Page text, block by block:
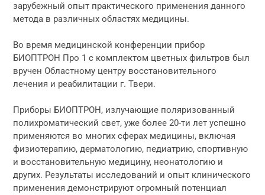
зарубежный опыт практического применения данного
метода в различных областях медицины.
Во время медицинской конференции прибор
БИОПТРОН Про 1 с комплектом цветных фильтров был
вручен Областному центру восстановительного
лечения и реабилитации г. Твери.
Приборы БИОПТРОН, излучающие поляризованный
полихроматический свет, уже более 20-ти лет успешно
применяются во многих сферах медицины, включая
физиотерапию, дерматологию, педиатрию, спортивную
и восстановительную медицину, неонатологию и
других. Результаты исследований и опыт клинического
применения демонстрируют огромный потенциал